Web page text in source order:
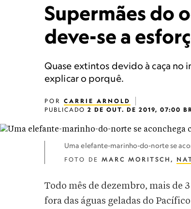
Supermães do
deve-se a
Quase extintos devido à caça no
explicar o porquê.
POR CARRIE ARNOLD
PUBLICADO 2 DE OUT. DE 2019, 07:00
Uma elefante-marinho-do-norte se
FOTO DE MARC MORITSCH,
Todo mês de dezembro, mais de
fora das águas geladas do